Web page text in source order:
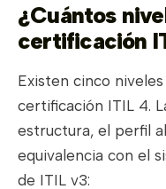
¿Cuántos
certificación
Existen cinco
certificación ITIL 4.
estructura, el perfil
equivalencia con el
de ITIL v3: